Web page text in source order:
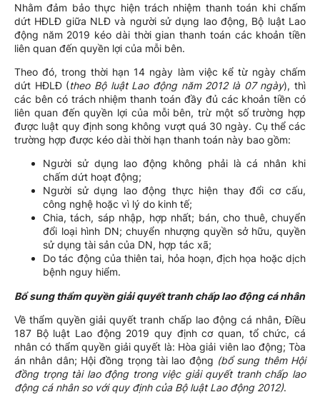
Nhằm đảm bảo thực hiện trách nhiệm thanh toán khi chấm
dứt HĐLĐ giữa NLĐ và người sử dụng lao động, Bộ luật Lao
động năm 2019 kéo dài thời gian thanh toán các khoản tiền
liên quan đến quyền lợi của mỗi bên.
Theo đó, trong thời hạn 14 ngày làm việc kể từ ngày chấm
dứt HĐLĐ (theo Bộ luật Lao động năm 2012 là 07 ngày), thì
các bên có trách nhiệm thanh toán đầy đủ các khoản tiền có
liên quan đến quyền lợi của mỗi bên, trừ một số trường hợp
được luật quy định song không vượt quá 30 ngày. Cụ thể các
trường hợp được kéo dài thời hạn thanh toán này bao gồm:
Người sử dụng lao động không phải là cá nhân khi
chấm dứt hoạt động;
Người sử dụng lao động thực hiện thay đổi cơ cấu,
công nghệ hoặc vì lý do kinh tế;
Chia, tách, sáp nhập, hợp nhất; bán, cho thuê, chuyển
đổi loại hình DN; chuyển nhượng quyền sở hữu, quyền
sử dụng tài sản của DN, hợp tác xã;
Do tác động của thiên tai, hỏa hoạn, địch họa hoặc dịch
bệnh nguy hiểm.
Bổ sung thẩm quyền giải quyết tranh chấp lao động cá nhân
Về thẩm quyền giải quyết tranh chấp lao động cá nhân, Điều
187 Bộ luật Lao động 2019 quy định cơ quan, tổ chức, cá
nhân có thẩm quyền giải quyết là: Hòa giải viên lao động; Tòa
án nhân dân; Hội đồng trọng tài lao động (bổ sung thêm Hội
đồng trọng tài lao động trong việc giải quyết tranh chấp lao
động cá nhân so với quy định của Bộ luật Lao động 2012).